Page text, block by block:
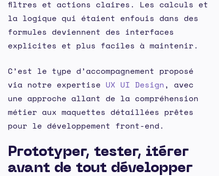
filtres et actions claires. Les calculs et
la logique qui étaient enfouis dans des
formules deviennent des interfaces
explicites et plus faciles à maintenir.
C’est le type d’accompagnement proposé
via notre expertise UX UI Design, avec
une approche allant de la compréhension
métier aux maquettes détaillées prêtes
pour le développement front-end.
Prototyper, tester, itérer
avant de tout développer